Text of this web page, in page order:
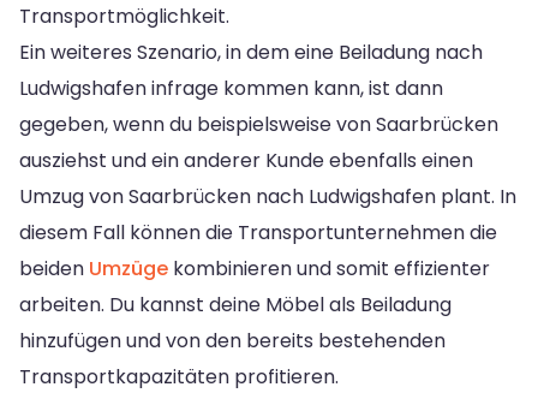
Transportmöglichkeit.
Ein weiteres Szenario, in dem eine Beiladung nach
Ludwigshafen infrage kommen kann, ist dann
gegeben, wenn du beispielsweise von Saarbrücken
ausziehst und ein anderer Kunde ebenfalls einen
Umzug von Saarbrücken nach Ludwigshafen plant. In
diesem Fall können die Transportunternehmen die
beiden Umzüge kombinieren und somit effizienter
arbeiten. Du kannst deine Möbel als Beiladung
hinzufügen und von den bereits bestehenden
Transportkapazitäten profitieren.